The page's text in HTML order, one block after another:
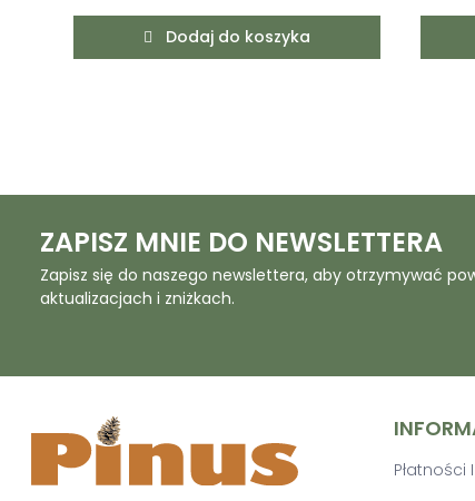
Dodaj do koszyka
ZAPISZ MNIE DO NEWSLETTERA
Zapisz się do naszego newslettera, aby otrzymywać
aktualizacjach i zniżkach.
Płatności